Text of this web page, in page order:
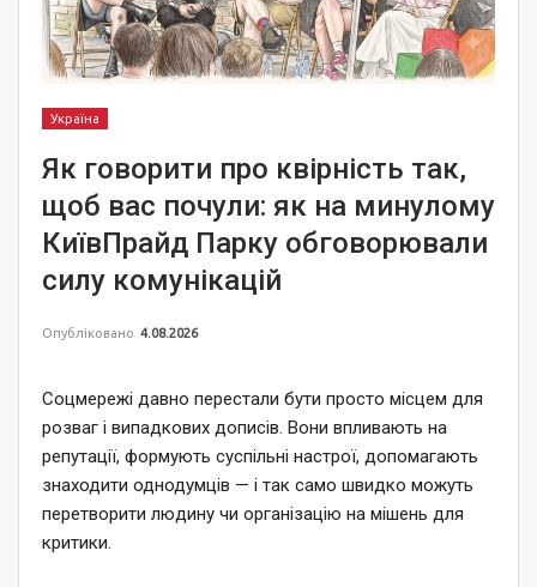
Україна
Як говорити про квірність так,
щоб вас почули: як на минулому
КиївПрайд Парку обговорювали
силу комунікацій
Опубліковано 4.08.2026
Соцмережі давно перестали бути просто місцем для
розваг і випадкових дописів. Вони впливають на
репутації, формують суспільні настрої, допомагають
знаходити однодумців — і так само швидко можуть
перетворити людину чи організацію на мішень для
критики.